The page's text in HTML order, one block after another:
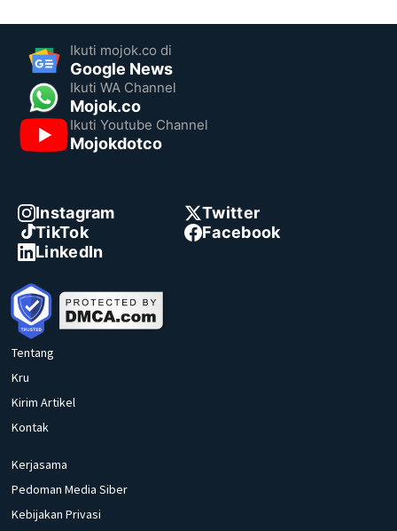
Ikuti mojok.co di
Google News
Ikuti WA Channel
Mojok.co
Ikuti Youtube Channel
Mojokdotco
Instagram
Twitter
TikTok
Facebook
LinkedIn
Tentang
Kru
Kirim Artikel
Kontak
Kerjasama
Pedoman Media Siber
Kebijakan Privasi